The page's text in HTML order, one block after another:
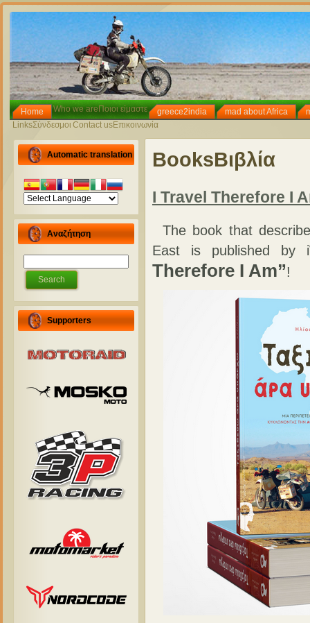
Home Who we areΠοιοι είμαστε greece2india mad about Africa
LinksΣύνδεσμοι Contact usΕπικοινωνία
Automatic translation
Αναζήτηση
Supporters
BooksΒιβλία
I Travel Therefore I
The book that
East is published by
Therefore I Am”!